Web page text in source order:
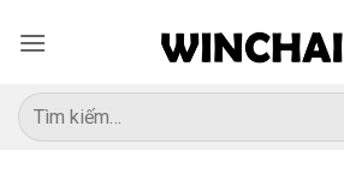
qua
dung
Tìm
kiếm: